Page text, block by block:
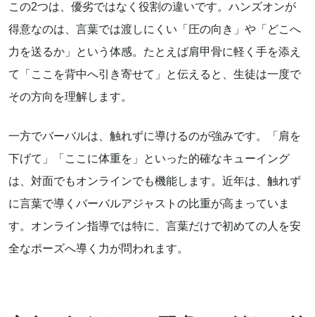
この2つは、優劣ではなく役割の違いです。ハンズオンが
得意なのは、言葉では渡しにくい「圧の向き」や「どこへ
力を送るか」という体感。たとえば肩甲骨に軽く手を添え
て「ここを背中へ引き寄せて」と伝えると、生徒は一度で
その方向を理解します。
一方でバーバルは、触れずに導けるのが強みです。「肩を
下げて」「ここに体重を」といった的確なキューイング
は、対面でもオンラインでも機能します。近年は、触れず
に言葉で導くバーバルアジャストの比重が高まっていま
す。オンライン指導では特に、言葉だけで初めての人を安
全なポーズへ導く力が問われます。